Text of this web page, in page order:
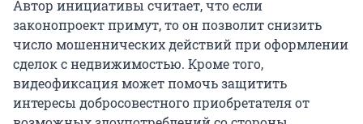
Автор инициативы считает, что если
законопроект примут, то он позволит снизить
число мошеннических действий при оформлении
сделок с недвижимостью. Кроме того,
видеофиксация может помочь защитить
интересы добросовестного приобретателя от